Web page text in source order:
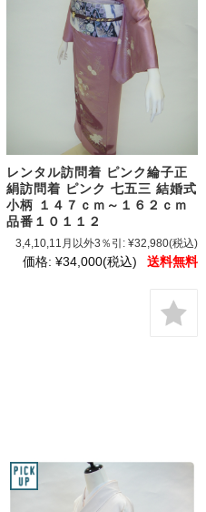
レンタル訪問着 ピンク綸子正
絹訪問着 ピンク 七五三 結婚式
小柄 １４７ｃｍ～１６２ｃｍ
品番１０１１２
3,4,10,11月以外3％引: ¥32,980(税込)
価格: ¥34,000(税込) 送料無料